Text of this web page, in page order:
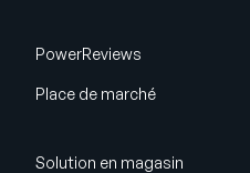
PowerReviews
Place de marché
Solution en magasin